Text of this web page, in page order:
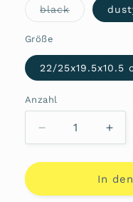
blackVariante
Größe
22/25x19.5x10.5
Anzahl
Anzahl
Verringere
die
Menge
die
für
In